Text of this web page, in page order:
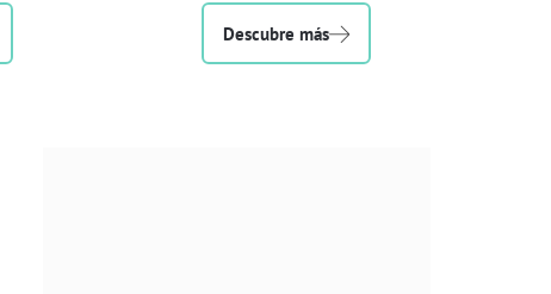
Descubre más